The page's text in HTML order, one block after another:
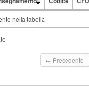
nella tabella
← Precedente